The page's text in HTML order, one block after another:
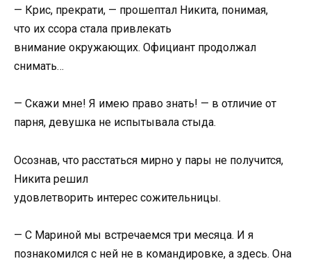
— Крис, прекрати, — прошептал Никита, понимая,
что их ссора стала привлекать
внимание окружающих. Официант продолжал
снимать…
— Скажи мне! Я имею право знать! — в отличие от
парня, девушка не испытывала стыда.
Осознав, что расстаться мирно у пары не получится,
Никита решил
удовлетворить интерес сожительницы.
— С Мариной мы встречаемся три месяца. И я
познакомился с ней не в командировке, а здесь. Она